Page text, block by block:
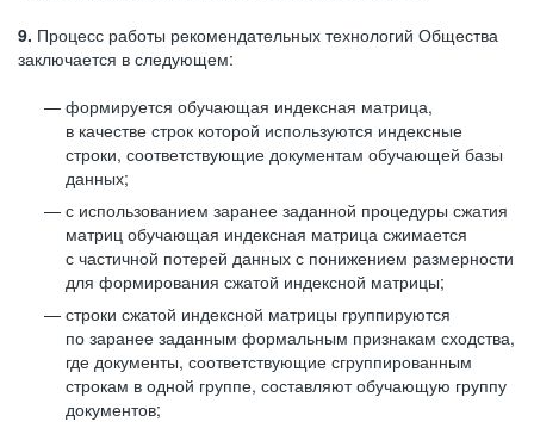
9. Процесс работы рекомендательных технологий Общества
заключается в следующем:
формируется обучающая индексная матрица,
в качестве строк которой используются индексные
строки, соответствующие документам обучающей базы
данных;
с использованием заранее заданной процедуры сжатия
матриц обучающая индексная матрица сжимается
с частичной потерей данных с понижением размерности
для формирования сжатой индексной матрицы;
строки сжатой индексной матрицы группируются
по заранее заданным формальным признакам сходства,
где документы, соответствующие сгруппированным
строкам в одной группе, составляют обучающую группу
документов;